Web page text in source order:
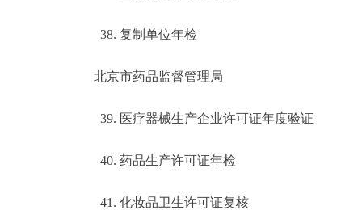
38. 复制单位年检
北京市药品监督管理局
39. 医疗器械生产企业许可证年度验证
40. 药品生产许可证年检
41. 化妆品卫生许可证复核